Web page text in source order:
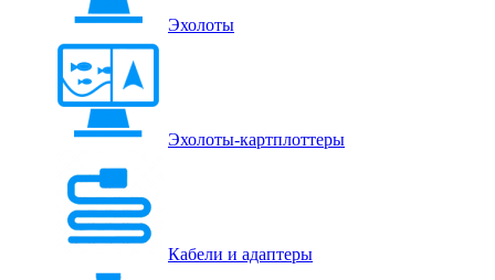
Эхолоты
Эхолоты-картплоттеры
Кабели и адаптеры